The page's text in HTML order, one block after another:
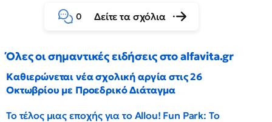
0 Δείτε τα σχόλια
Όλες οι σημαντικές ειδήσεις στο alfavita.gr
Καθιερώνεται νέα σχολική αργία στις 26
Οκτωβρίου με Προεδρικό Διάταγμα
Το τέλος μιας εποχής για το Allou! Fun Park: Το